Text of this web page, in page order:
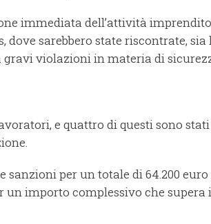
immediata dell’attività
dove sarebbero state riscontrate, sia
gravi violazioni in materia di
e quattro di questi sono
per un totale di 64.200 euro
un importo complessivo che supera i